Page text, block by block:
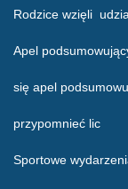
Rodzice wzięli
Apel
się apel
przypomnieć lic
Sportowe